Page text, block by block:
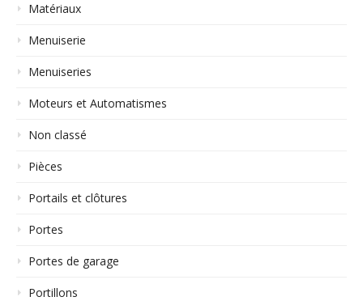
Matériaux
Menuiserie
Menuiseries
Moteurs et Automatismes
Non classé
Pièces
Portails et clôtures
Portes
Portes de garage
Portillons